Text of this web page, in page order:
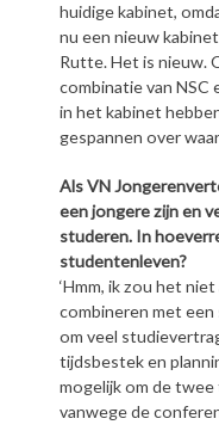
huidige kabinet,
nu een nieuw
Rutte. Het is nieuw.
combinatie van NSC
in het kabinet
gespannen over
Als VN
een jongere zijn en
studeren. In
studentenleven?
‘Hmm, ik zou het
combineren met
om veel
tijdsbestek en
mogelijk om de
vanwege de